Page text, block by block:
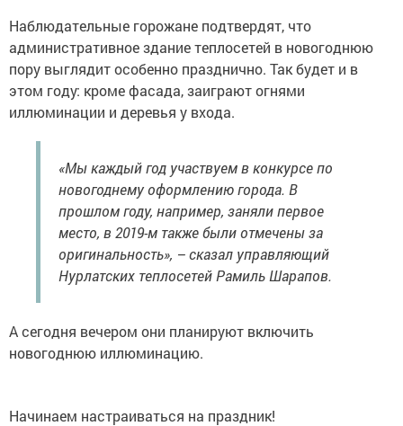
Наблюдательные горожане подтвердят, что
административное здание теплосетей в новогоднюю
пору выглядит особенно празднично. Так будет и в
этом году: кроме фасада, заиграют огнями
иллюминации и деревья у входа.
«Мы каждый год участвуем в конкурсе по
новогоднему оформлению города. В
прошлом году, например, заняли первое
место, в 2019-м также были отмечены за
оригинальность», – сказал управляющий
Нурлатских теплосетей Рамиль Шарапов.
А сегодня вечером они планируют включить
новогоднюю иллюминацию.
Начинаем настраиваться на праздник!